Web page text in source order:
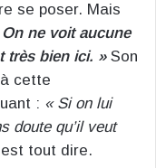
se poser. Mais
On ne voit aucune
très bien ici. »Son
cette
: « Si on lui
doute qu’il veut
tout dire.